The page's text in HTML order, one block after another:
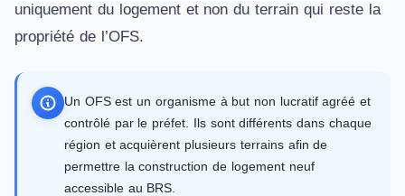
uniquement du logement et non du terrain qui reste la
propriété de l’OFS.
Un OFS est un organisme à but non lucratif agréé et
contrôlé par le préfet. Ils sont différents dans chaque
région et acquièrent plusieurs terrains afin de
permettre la construction de logement neuf
accessible au BRS.